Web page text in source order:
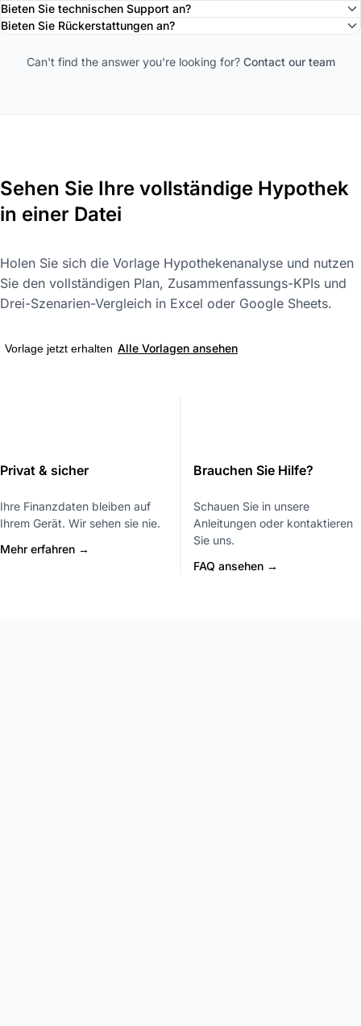
Bieten Sie technischen Support an?
Bieten Sie Rückerstattungen an?
Can't find the answer you're looking for? Contact our team
Sehen Sie Ihre vollständige Hypothek
in einer Datei
Holen Sie sich die Vorlage Hypothekenanalyse und nutzen
Sie den vollständigen Plan, Zusammenfassungs-KPIs und
Drei-Szenarien-Vergleich in Excel oder Google Sheets.
Vorlage jetzt erhalten Alle Vorlagen ansehen
Privat & sicher
Ihre Finanzdaten bleiben auf
Ihrem Gerät. Wir sehen sie nie.
Mehr erfahren →
Brauchen Sie Hilfe?
Schauen Sie in unsere
Anleitungen oder kontaktieren
Sie uns.
FAQ ansehen →